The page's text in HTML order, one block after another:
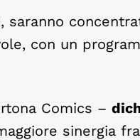
, saranno
con un
Comics –
sinergia